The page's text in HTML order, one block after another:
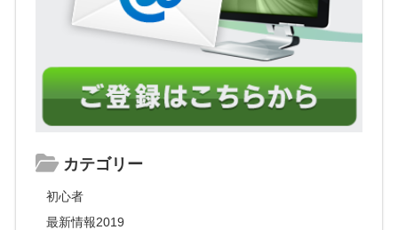
カテゴリー
初心者
最新情報2019